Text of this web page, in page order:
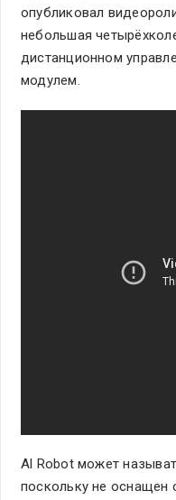
опубликовал
небольшая
дистанционном
модулем.
Al Robot может
поскольку не оснащен